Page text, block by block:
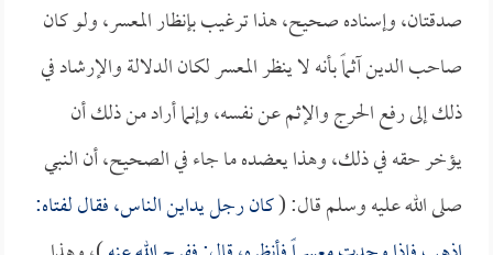
صدقتان، وإسناده صحيح، هذا ترغيب بإنظار المعسر، ولو كان
صاحب الدين آثماً بأنه لا ينظر المعسر لكان الدلالة والإرشاد في
ذلك إلى رفع الحرج والإثم عن نفسه، وإنما أراد من ذلك أن
يؤخر حقه في ذلك، وهذا يعضده ما جاء في الصحيح، أن النبي
صلى الله عليه وسلم قال: (كان رجل يداين الناس، فقال لفتاه: